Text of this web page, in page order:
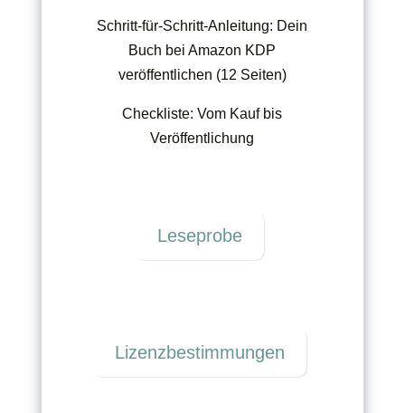
Schritt-für-Schritt-Anleitung: Dein
Buch bei Amazon KDP
veröffentlichen (12 Seiten)
Checkliste: Vom Kauf bis
Veröffentlichung
Leseprobe
Lizenzbestimmungen